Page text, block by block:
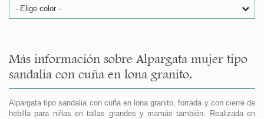
- Elige color -
Más información sobre Alpargata mujer tipo
sandalia con cuña en lona granito.
Alpargata tipo sandalia con cuña en lona granito, forrada y con cierre de
hebilla para niñas en tallas grandes y mamás también. Realizada en